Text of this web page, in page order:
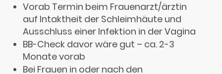
Vorab Termin beim Frauenarzt/ärztin
auf Intaktheit der Schleimhäute und
Ausschluss einer Infektion in der Vagina
BB-Check davor wäre gut – ca. 2-3
Monate vorab
Bei Frauen in oder nach den